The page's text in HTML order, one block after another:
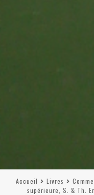
Accueil Livres
supérieure, S. & Th.